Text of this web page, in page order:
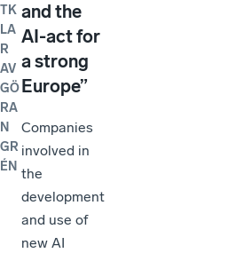
TK
LA
R
AV
GÖ
RA
N
GR
ÉN
and the
AI-act for
a strong
Europe”
Companies
involved in
the
development
and use of
new AI